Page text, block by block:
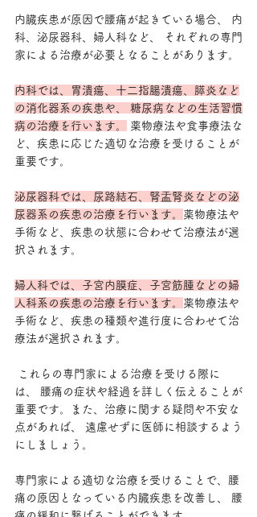
内臓疾患が原因で腰痛が起きている場合、 内
科、泌尿器科、婦人科など、 それぞれの専門
家による治療が必要となることがあります。
内科では、胃潰瘍、十二指腸潰瘍、膵炎など
の消化器系の疾患や、 糖尿病などの生活習慣
病の治療を行います。
薬物療法や食事療法な
ど、疾患に応じた適切な治療を受けることが
重要です。
泌尿器科では、尿路結石、腎盂腎炎などの泌
尿器系の疾患の治療を行います。 薬物療法や
手術など、疾患の状態に合わせて治療法が選
択されます。
婦人科では、子宮内膜症、子宮筋腫などの婦
人科系の疾患の治療を行います。 薬物療法や
手術など、疾患の種類や進行度に合わせて治
療法が選択されます。
は、 腰痛の症状や経過を詳しく伝えることが
重要です。また、治療に関する疑問や不安な
点があれば、 遠慮せずに医師に相談するよう
にしましょう。
専門家による適切な治療を受けることで、腰
痛の原因となっている内臓疾患を改善し、 腰